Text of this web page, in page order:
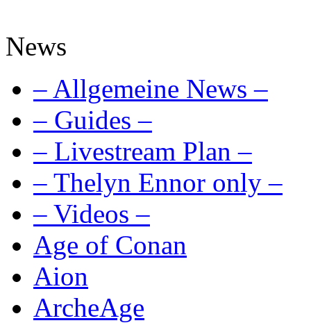
News
– Allgemeine News –
– Guides –
– Livestream Plan –
– Thelyn Ennor only –
– Videos –
Age of Conan
Aion
ArcheAge